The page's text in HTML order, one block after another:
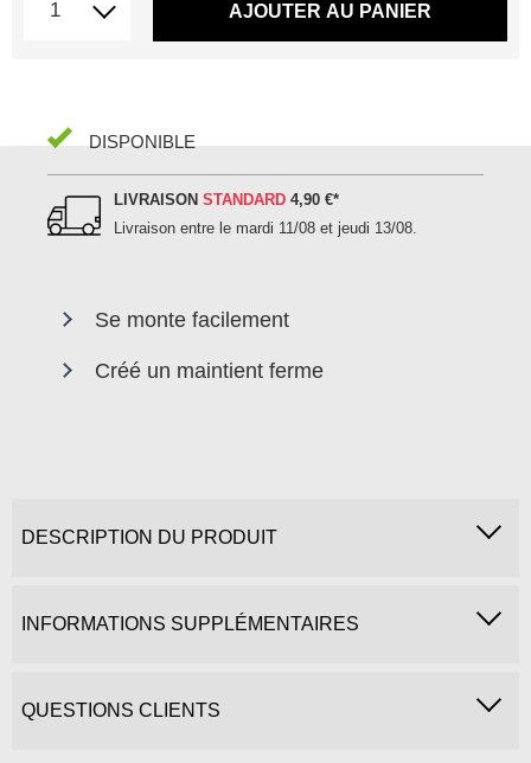
AJOUTER AU PANIER
DISPONIBLE
LIVRAISONSTANDARD 4,90 €*
Livraison entre le mardi 11/08 et jeudi 13/08.
Se monte facilement
Créé un maintient ferme
DESCRIPTION DU PRODUIT
INFORMATIONS SUPPLÉMENTAIRES
QUESTIONS CLIENTS